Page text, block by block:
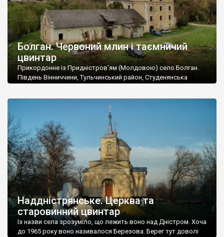
Болган. Червоний млин і таємничий
цвинтар
Прикордонне із Придністров’ям (Молдовою) село Болган.
Південь Вінниччини, Тульчинський район, Студенянська
старовинний цвинтар із кам’яними хрестами. Всі епітафії, які
збереглися, написані кирилицею, церковнослов’янською
мовою. За всіма традиційними ознаками – цвинтар
український. Хрести датуються 19 століттям. У 1924-1940
роках Болган […]
Наддністрянське. Церква та
старовинний цвинтар
Із назви села зрозуміло, що лежить воно над Дністром. Хоча
до 1965 року воно називалося Березова. Берег тут доволі